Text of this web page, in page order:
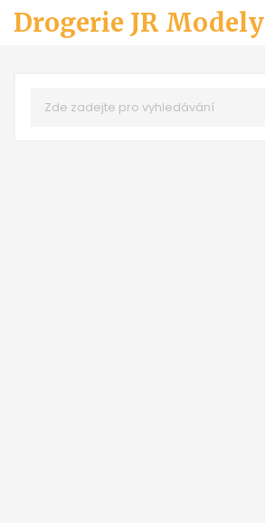
Drogerie JR Modely